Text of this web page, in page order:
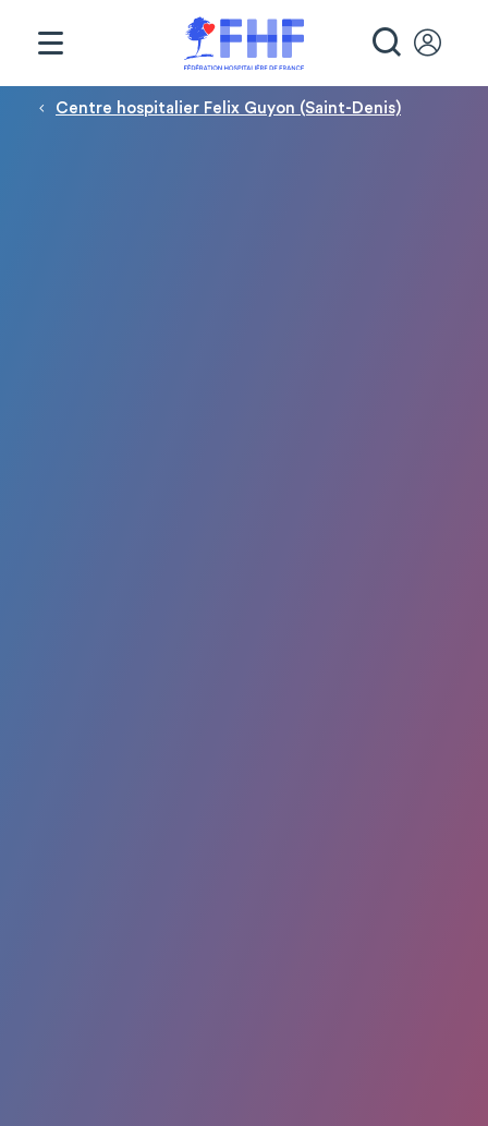
Fil d'Ariane
Centre hospitalier Felix Guyon (Saint-Denis)
Panneau de gestion des cookies